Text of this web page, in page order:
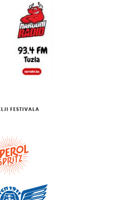
FESTIVALA